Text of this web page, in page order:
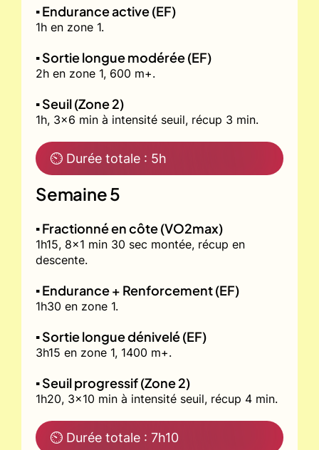
▪️ Endurance active (EF)
1h en zone 1.
▪️ Sortie longue modérée (EF)
2h en zone 1, 600 m+.
▪️ Seuil (Zone 2)
1h, 3x6 min à intensité seuil, récup 3 min.
⏲ Durée totale : 5h
Semaine 5
▪️ Fractionné en côte (VO2max)
1h15, 8x1 min 30 sec montée, récup en
descente.
▪️ Endurance + Renforcement (EF)
1h30 en zone 1.
▪️ Sortie longue dénivelé (EF)
3h15 en zone 1, 1400 m+.
▪️ Seuil progressif (Zone 2)
1h20, 3x10 min à intensité seuil, récup 4 min.
⏲ Durée totale : 7h10